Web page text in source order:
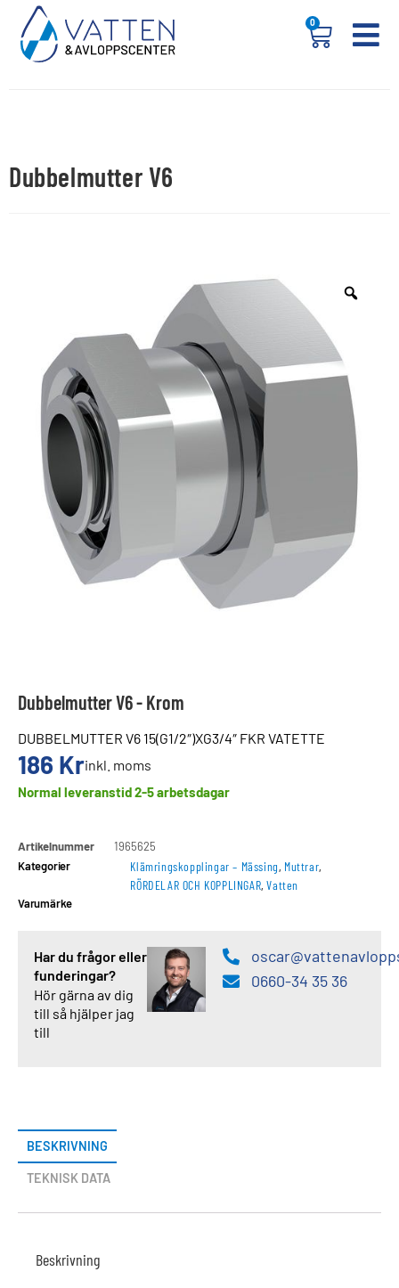
0
Dubbelmutter V6
Dubbelmutter V6 - Krom
DUBBELMUTTER V6 15(G1/2″)XG3/4″ FKR VATETTE
186 Krinkl. moms
Normal leveranstid 2-5 arbetsdagar
Artikelnummer
1965625
Kategorier
Klämringskopplingar – Mässing, Muttrar,
RÖRDELAR OCH KOPPLINGAR,Vatten
Varumärke
Har du frågor eller
funderingar?
Hör gärna av dig
till så hjälper jag
till
0660-34 35 36
BESKRIVNING
TEKNISK DATA
Beskrivning